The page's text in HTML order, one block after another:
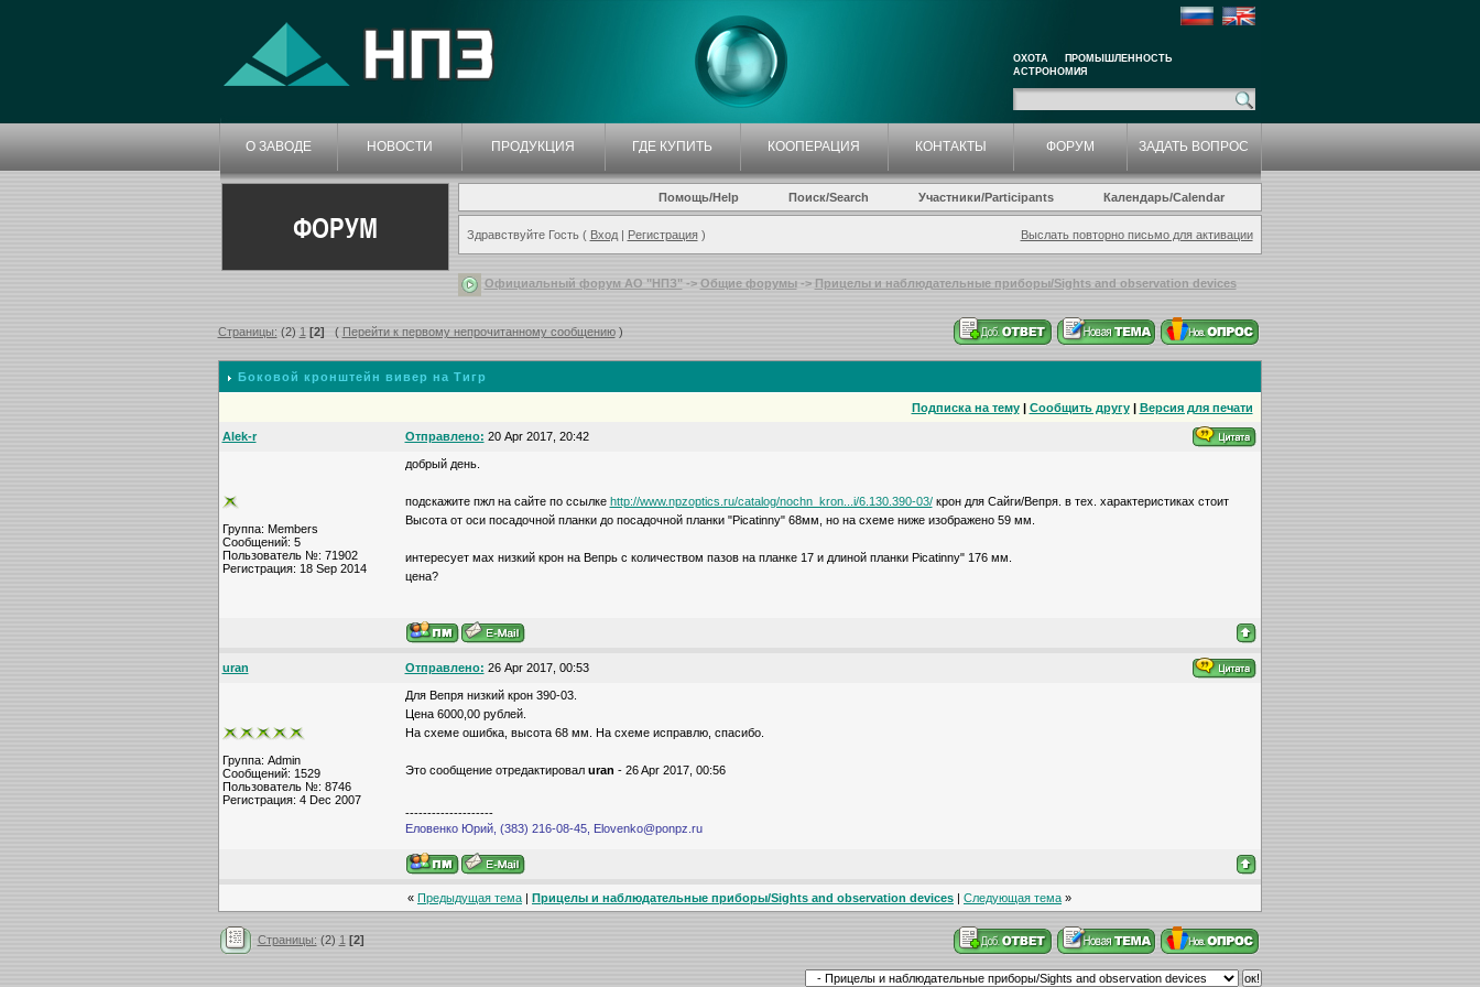
ОХОТА
ПРОМЫШЛЕННОСТЬ
АСТРОНОМИЯ
О ЗАВОДЕ НОВОСТИ ПРОДУКЦИЯ ГДЕ КУПИТЬ КООПЕРАЦИЯ КОНТАКТЫ ФОРУМ ЗАДАТЬ ВОПРОС
ФОРУМ
Помощь/Help Поиск/Search Участники/Participants Календарь/Calendar
Здравствуйте Гость ( Вход| Регистрация) Выслать повторно письмо для активации
Официальный форум АО "НПЗ"-> Общие форумы-> Прицелы и наблюдательные приборы/Sights and observation devices
Страницы: (2) 1 [2] ( Перейти к первому непрочитанному сообщению)
Боковой кронштейн вивер на Тигр
Подписка на тему| Сообщить другу| Версия для печати
Alek-r Отправлено: 20 Apr 2017, 20:42
Группа: Members
Сообщений: 5
Пользователь №: 71902
Регистрация: 18 Sep 2014
добрый день.
подскажите пжл на сайте по ссылке http://www.npzoptics.ru/catalog/nochn_kron...i/6.130.390-03/крон для Сайги/Вепря. в тех. характеристиках стоит
Высота от оси посадочной планки до посадочной планки "Picatinny" 68мм, но на схеме ниже изображено 59 мм.
интересует мах низкий крон на Вепрь с количеством пазов на планке 17 и длиной планки Picatinny" 176 мм.
цена?
uran Отправлено: 26 Apr 2017, 00:53
Группа: Admin
Сообщений: 1529
Пользователь №: 8746
Регистрация: 4 Dec 2007
Для Вепря низкий крон 390-03.
Цена 6000,00 рублей.
На схеме ошибка, высота 68 мм. На схеме исправлю, спасибо.
Это сообщение отредактировал uran - 26 Apr 2017, 00:56
--------------------
Еловенко Юрий, (383) 216-08-45, Elovenko@ponpz.ru
« Предыдущая тема | Прицелы и наблюдательные приборы/Sights and observation devices | Следующая тема »
Страницы: (2) 1 [2]